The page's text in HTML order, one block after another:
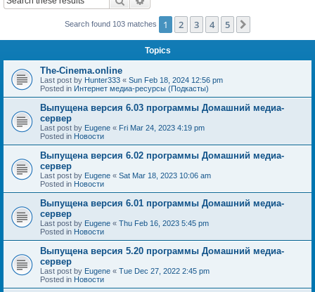
Search found 103 matches 1 2 3 4 5
Topics
The-Cinema.online
Last post by Hunter333 « Sun Feb 18, 2024 12:56 pm
Posted in Интернет медиа-ресурсы (Подкасты)
Выпущена версия 6.03 программы Домашний медиа-
сервер
Last post by Eugene « Fri Mar 24, 2023 4:19 pm
Posted in Новости
Выпущена версия 6.02 программы Домашний медиа-
сервер
Last post by Eugene « Sat Mar 18, 2023 10:06 am
Posted in Новости
Выпущена версия 6.01 программы Домашний медиа-
сервер
Last post by Eugene « Thu Feb 16, 2023 5:45 pm
Posted in Новости
Выпущена версия 5.20 программы Домашний медиа-
сервер
Last post by Eugene « Tue Dec 27, 2022 2:45 pm
Posted in Новости